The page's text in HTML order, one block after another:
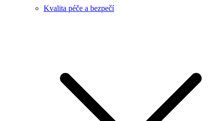
Kvalita péče a bezpečí